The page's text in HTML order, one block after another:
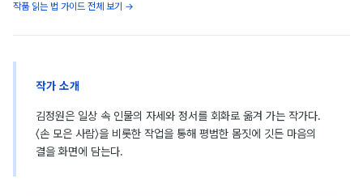
작품 읽는 법 가이드 전체 보기 →
작가 소개
김정원은 일상 속 인물의 자세와 정서를 회화로 옮겨 가는 작가다.
〈손 모은 사람〉을 비롯한 작업을 통해 평범한 몸짓에 깃든 마음의
결을 화면에 담는다.